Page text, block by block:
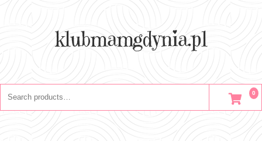
klubmamgdynia.pl
for:
0